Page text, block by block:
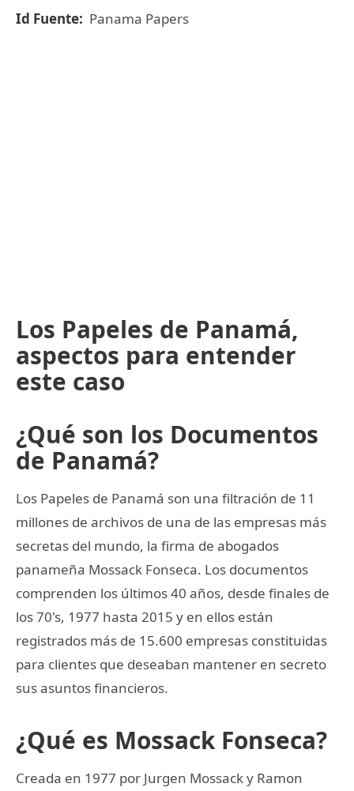
Id Fuente: Panama Papers
Los Papeles de Panamá,
aspectos para entender
este caso
¿Qué son los Documentos
de Panamá?
Los Papeles de Panamá son una filtración de 11
millones de archivos de una de las empresas más
secretas del mundo, la firma de abogados
panameña Mossack Fonseca. Los documentos
comprenden los últimos 40 años, desde finales de
los 70's, 1977 hasta 2015 y en ellos están
registrados más de 15.600 empresas constituidas
para clientes que deseaban mantener en secreto
sus asuntos financieros.
¿Qué es Mossack Fonseca?
Creada en 1977 por Jurgen Mossack y Ramon